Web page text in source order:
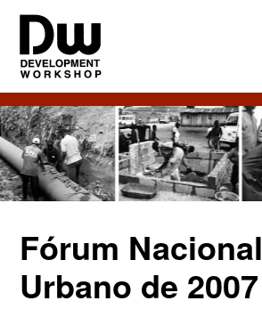
Skip
main
content
Skip
primary
sidebar
DW
Angola
Development
Workshop
Angola
Fórum Nacional
Urbano de 2007